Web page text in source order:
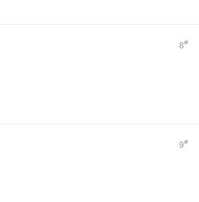
8#
9#